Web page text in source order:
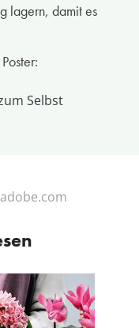
lagern, damit es
Selbst